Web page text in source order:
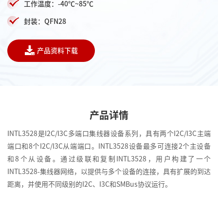
工作温度：-40℃~85℃
封装：QFN28
产品资料下载
产品详情
INTL3528是I2C/I3C多端口集线器设备系列，具有两个I2C/I3C主端
端口和8个I2C/I3C从端端口。INTL3528设备最多可连接2个主设备
和8个从设备。通过级联和复制INTL3528，用户构建了一个
INTL3528-集线器网络，以提供与多个设备的连接，具有扩展的到达
距离，并使用不同级别的I2C、I3C和SMBus协议运行。